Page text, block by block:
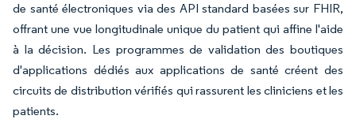
de santé électroniques via des API standard basées sur FHIR,
offrant une vue longitudinale unique du patient qui affine l'aide
à la décision. Les programmes de validation des boutiques
d'applications dédiés aux applications de santé créent des
circuits de distribution vérifiés qui rassurent les cliniciens et les
patients.